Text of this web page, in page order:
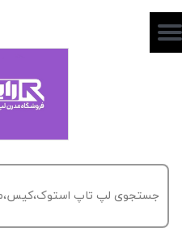
حساب کاربری من
خروج از حساب کاربری